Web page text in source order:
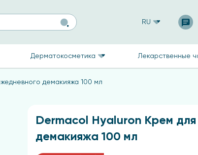
RU
Дерматокосметика Лекарственные
демакияжа 100 мл
Dermacol Hyaluron Крем
демакияжа 100 мл